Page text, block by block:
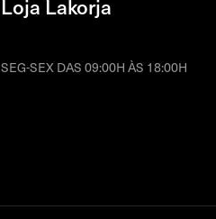
Loja Lakorja
SEG-SEX DAS 09:00H ÀS 18:00H